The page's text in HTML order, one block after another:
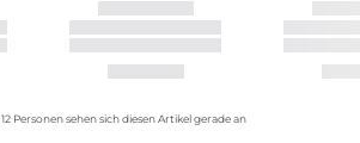
12 Personen sehen sich diesen Artikel gerade an